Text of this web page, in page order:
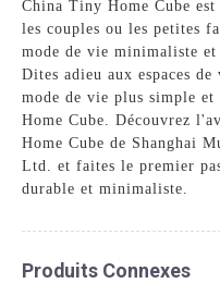
China Tiny Home Cube est
les couples ou les petites
mode de vie minimaliste et
Dites adieu aux espaces
mode de vie plus simple
Home Cube. Découvrez
Home Cube de Shanghai
Ltd. et faites le premier
durable et minimaliste.
Produits Connexes